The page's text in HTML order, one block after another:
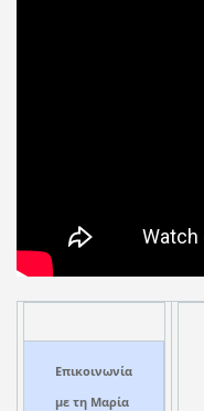
Επικοινωνία
με τη Μαρία